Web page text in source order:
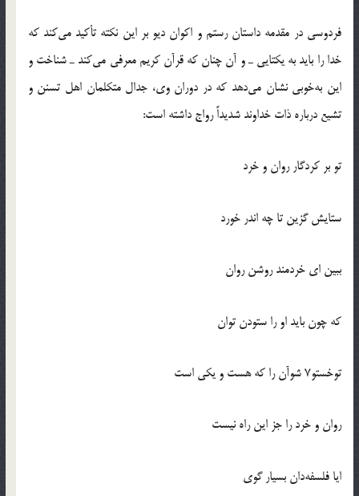
فردوسي در مقدمه داستان رستم و اكوان ديو بر اين نكته تأكيد مي‌كند كه
خدا را بايد به يكتايي ـ و آن چنان كه قرآن كريم معرفي مي‌كند ـ شناخت و
اين به‌خوبي نشان مي‌دهد كه در دوران وي، جدال متكلمان اهل تسنن و
تشيع درباره ذات خداوند شديداً رواج داشته است:
تو بر كردگار روان و خرد
ستايش گزين تا چه اندر خورد
ببين اي خردمند روشن روان
كه چون بايد او را ستودن توان
توخستو7 شوآن را كه هست و يكي است
روان و خرد را جز اين راه نيست
ايا فلسفه‌دان بسيار گوي